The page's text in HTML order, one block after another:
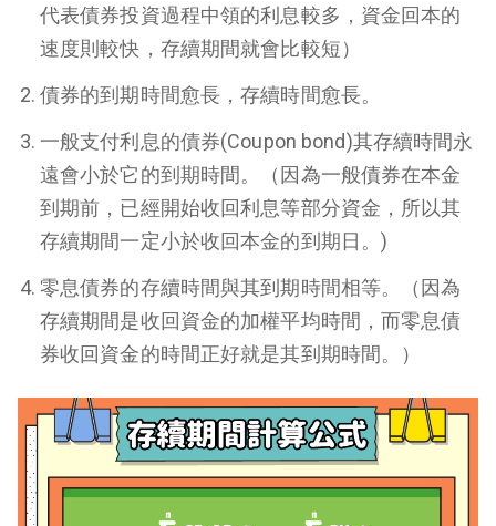
代表債券投資過程中領的利息較多，資金回本的
速度則較快，存續期間就會比較短）
債券的到期時間愈長，存續時間愈長。
一般支付利息的債券(Coupon bond)其存續時間永
遠會小於它的到期時間。（ 因為一般債券在本金
到期前，已經開始收回利息等部分資金，所以其
存續期間一定小於收回本金的到期日。)
零息債券的存續時間與其到期時間相等。
（因為
存續期間是收回資金的加權平均時間，而零息債
券收回資金的時間正好就是其到期時間。）